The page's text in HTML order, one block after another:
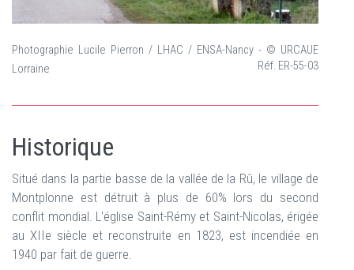
Photographie Lucile Pierron / LHAC / ENSA-Nancy - © URCAUE
Lorraine
Réf. ER-55-03
Historique
Situé dans la partie basse de la vallée de la Rû, le village de
Montplonne est détruit à plus de 60% lors du second
conflit mondial. L'église Saint-Rémy et Saint-Nicolas, érigée
au XIIe siècle et reconstruite en 1823, est incendiée en
1940 par fait de guerre.